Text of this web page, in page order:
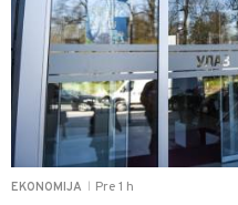
EKONOMIJA Pre 1 h